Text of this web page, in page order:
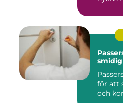
för att
och